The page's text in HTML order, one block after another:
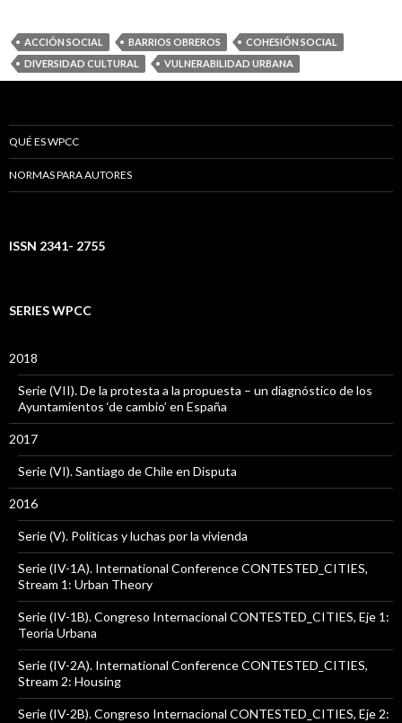
ACCIÓN SOCIAL BARRIOS OBREROS
COHESIÓN SOCIAL
DIVERSIDAD CULTURAL
VULNERABILIDAD URBANA
QUÉ ES WPCC
NORMAS PARA AUTORES
ISSN 2341- 2755
SERIES WPCC
2018
Serie (VII). De la protesta a la propuesta – un diagnóstico de los
Ayuntamientos ‘de cambio’ en España
2017
Serie (VI). Santiago de Chile en Disputa
2016
Serie (V). Políticas y luchas por la vivienda
Serie (IV-1A). International Conference CONTESTED_CITIES,
Stream 1: Urban Theory
Serie (IV-1B). Congreso Internacional CONTESTED_CITIES, Eje 1:
Teoría Urbana
Serie (IV-2A). International Conference CONTESTED_CITIES,
Stream 2: Housing
Serie (IV-2B). Congreso Internacional CONTESTED_CITIES, Eje 2: